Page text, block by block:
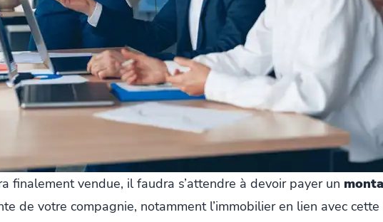
finalement vendue, il faudra s’attendre à devoir payer un
de votre compagnie, notamment l’immobilier en lien avec cette